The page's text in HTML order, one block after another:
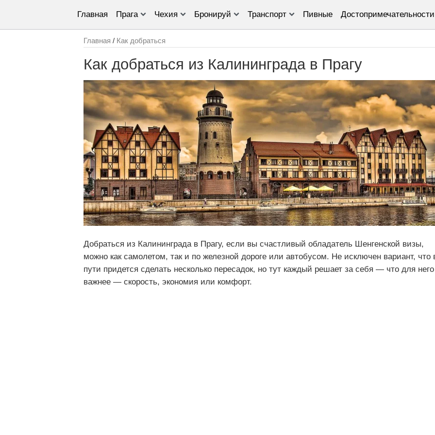
Главная Прага Чехия Бронируй Транспорт Пивные Достопримечательности
Главная / Как добраться
Как добраться из Калининграда в Прагу
Добраться из Калининграда в Прагу, если вы счастливый обладатель Шенгенской визы,
можно как самолетом, так и по железной дороге или автобусом. Не исключен вариант, что
пути придется сделать несколько пересадок, но тут каждый решает за себя — что для него
важнее — скорость, экономия или комфорт.